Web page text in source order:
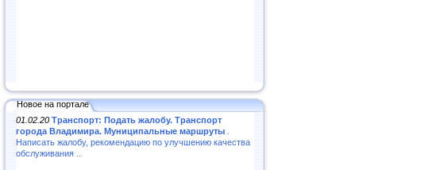
Новое на портале
01.02.20 Транспорт: Подать жалобу. Транспорт
города Владимира. Муниципальные маршруты
Написать жалобу, рекомендацию по улучшению качества
обслуживания ..